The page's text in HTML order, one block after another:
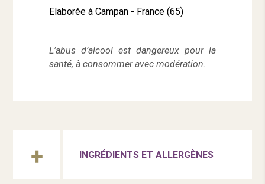
Elaborée à Campan - France (65)
L’abus d’alcool est dangereux pour la
santé, à consommer avec modération.
INGRÉDIENTS ET ALLERGÈNES